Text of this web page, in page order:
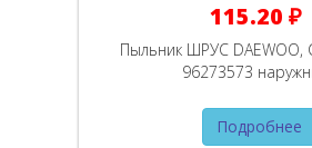
115.20 ₽
Пыльник ШРУС DAEWOO,
96273573
Подробнее